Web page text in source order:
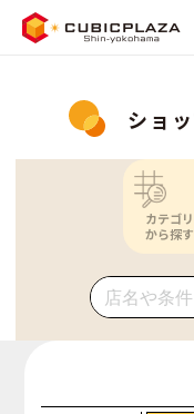
ショ
カテゴリ
から探す